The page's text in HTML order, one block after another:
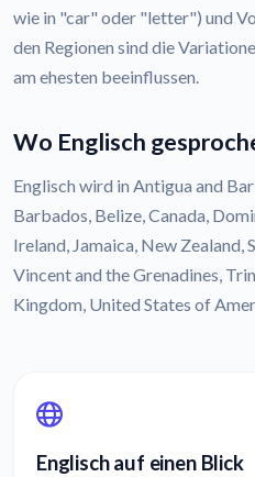
wie in "car" oder "letter") und
den Regionen sind die
am ehesten beeinflussen.
Wo Englisch
Englisch wird in Antigua and
Barbados, Belize, Canada,
Ireland, Jamaica, New Zealand,
Vincent and the Grenadines,
Kingdom, United States of
Englisch auf einen Blick